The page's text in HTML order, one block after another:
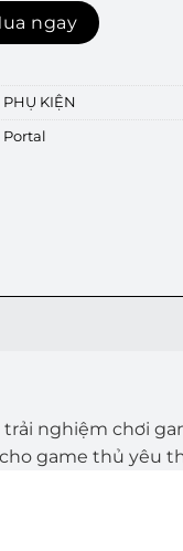
PORTAL – Đỉnh
ngay
PHỤ KIỆN
nghiệm chơi
game thủ yêu